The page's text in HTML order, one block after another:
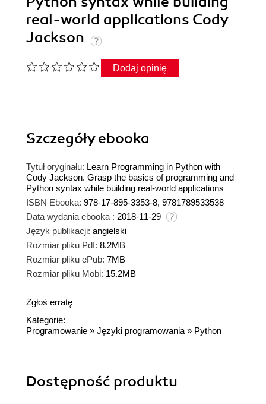
real-world applications Cody
Jackson
Dodaj opinię
Szczegółyebooka
Tytuł oryginału: Learn Programming in Python with
Cody Jackson. Grasp the basics of programming and
Python syntax while building real-world applications
ISBN Ebooka: 978-17-895-3353-8, 9781789533538
Data wydania ebooka : 2018-11-29
Język publikacji: angielski
Rozmiar pliku Pdf: 8.2MB
Rozmiar pliku ePub: 7MB
Rozmiar pliku Mobi: 15.2MB
Zgłoś erratę
Kategorie:
Programowanie » Języki programowania » Python
Dostępność produktu